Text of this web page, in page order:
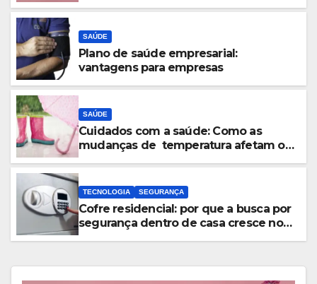
SAÚDE
Plano de saúde empresarial:
vantagens para empresas
SAÚDE
Cuidados com a saúde: Como as
mudanças de temperatura afetam o
TECNOLOGIA SEGURANÇA
Cofre residencial: por que a busca por
segurança dentro de casa cresce no